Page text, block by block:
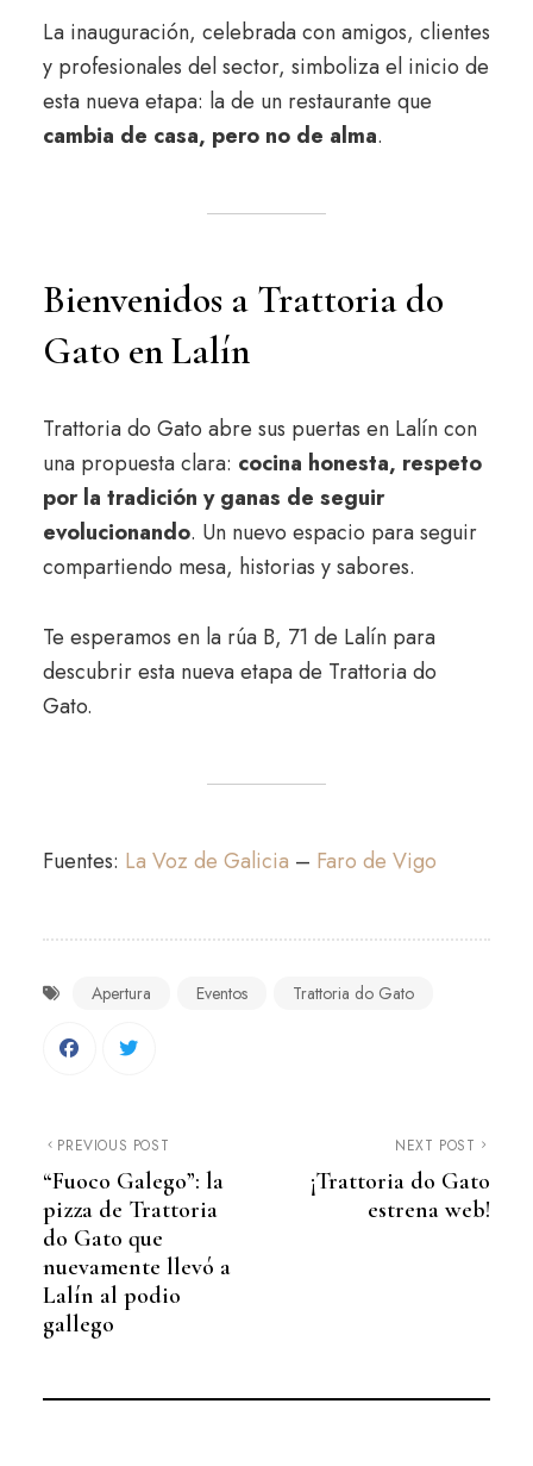
La inauguración, celebrada con amigos, clientes
y profesionales del sector, simboliza el inicio de
esta nueva etapa: la de un restaurante que
cambia de casa, pero no de alma.
Bienvenidos a Trattoria do
Gato en Lalín
Trattoria do Gato abre sus puertas en Lalín con
una propuesta clara: cocina honesta, respeto
por la tradición y ganas de seguir
evolucionando. Un nuevo espacio para seguir
compartiendo mesa, historias y sabores.
Te esperamos en la rúa B, 71 de Lalín para
descubrir esta nueva etapa de Trattoria do
Gato.
Fuentes: La Voz de Galicia – Faro de Vigo
Apertura Eventos Trattoria do Gato
PREVIOUS POST
“Fuoco Galego”: la
pizza de Trattoria
do Gato que
nuevamente llevó a
Lalín al podio
gallego
NEXT POST
¡Trattoria do Gato
estrena web!